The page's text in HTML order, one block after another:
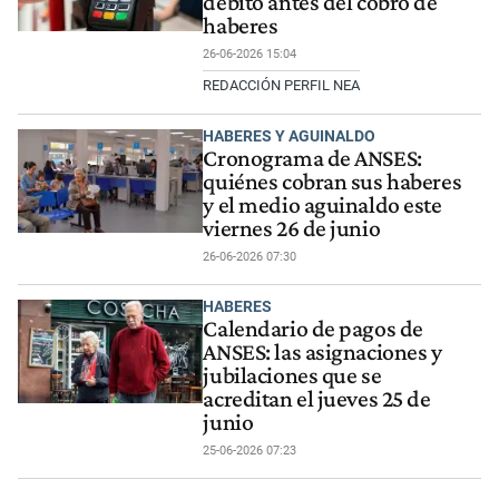
haberes
26-06-2026 15:04
REDACCIÓN PERFIL NEA
HABERES Y AGUINALDO
Cronograma de ANSES:
quiénes cobran sus haberes
y el medio aguinaldo este
viernes 26 de junio
26-06-2026 07:30
HABERES
Calendario de pagos de
ANSES: las asignaciones y
jubilaciones que se
acreditan el jueves 25 de
junio
25-06-2026 07:23